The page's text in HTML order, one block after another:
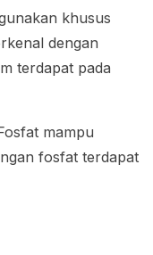
khusus
dengan
terdapat pada
mampu
fosfat terdapat